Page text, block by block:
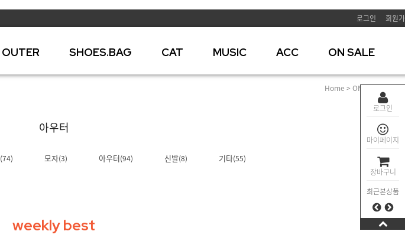
로그인
마이페이지
장바구니
최근본상품
로그인 회원
OUTER SHOES.BAG CAT MUSIC ACC ON SALE
Home > ON SALE>아우
아우터
(74) 모자(3) 아우터(94) 신발(8) 기타(55)
weekly best